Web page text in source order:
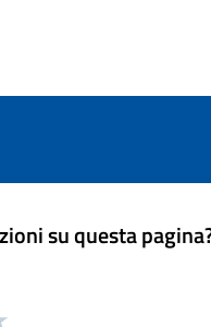
su questa